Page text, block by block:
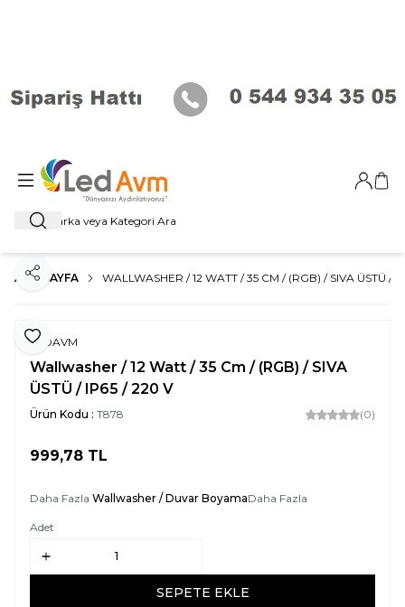
Ara
Giriş
ANA SAYFA WALLWASHER / 12 WATT / 35 CM / (RGB) / SIVA ÜSTÜ /
Favoriye Ekle
Paylaş
LEDAVM
Wallwasher / 12 Watt / 35 Cm / (RGB) / SIVA
ÜSTÜ / IP65 / 220 V
Ürün Kodu : T878 (0)
999,78 TL
Daha Fazla Wallwasher / Duvar BoyamaDaha Fazla
Adet
SEPETE EKLE